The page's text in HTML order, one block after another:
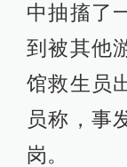
中抽搐了
到被其他
馆救生员
员称，事
岗。